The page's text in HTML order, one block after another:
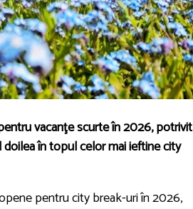
vacanţe scurte în 2026, potrivit
în topul celor mai ieftine city
pentru city break-uri în 2026,